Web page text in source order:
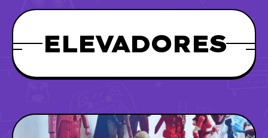
ELEVADORES